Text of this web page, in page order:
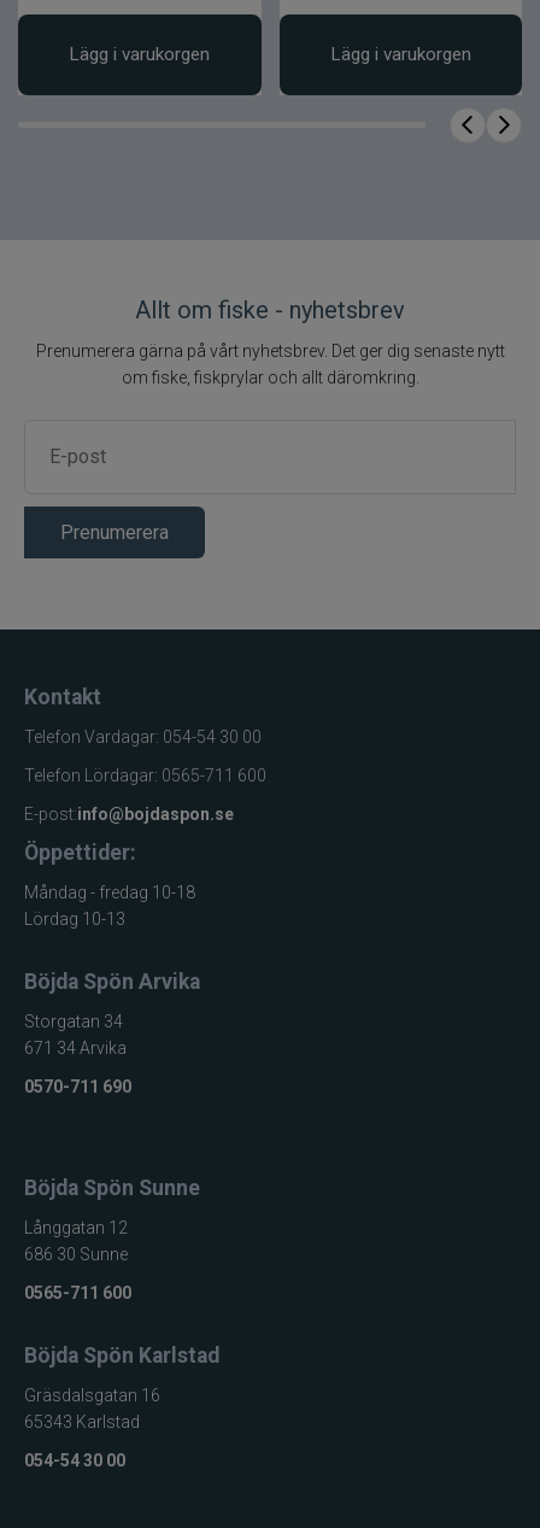
Lägg i varukorgen Lägg i varukorgen
Allt om fiske - nyhetsbrev
Prenumerera gärna på vårt nyhetsbrev. Det ger dig senaste nytt
om fiske, fiskprylar och allt däromkring.
Prenumerera
Kontakt
Telefon Vardagar: 054-54 30 00
Telefon Lördagar: 0565-711 600
E-post:info@bojdaspon.se
Öppettider:
Måndag - fredag 10-18
Lördag 10-13
Böjda Spön Arvika
Storgatan 34
671 34 Arvika
0570-711 690
Böjda Spön Sunne
Långgatan 12
686 30 Sunne
0565-711 600
Böjda Spön Karlstad
Gräsdalsgatan 16
65343 Karlstad
054-54 30 00